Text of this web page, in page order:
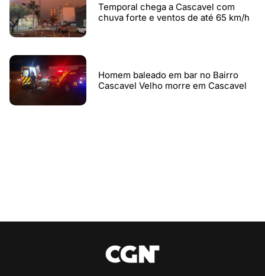
Temporal chega a Cascavel com
chuva forte e ventos de até 65 km/h
Homem baleado em bar no Bairro
Cascavel Velho morre em Cascavel